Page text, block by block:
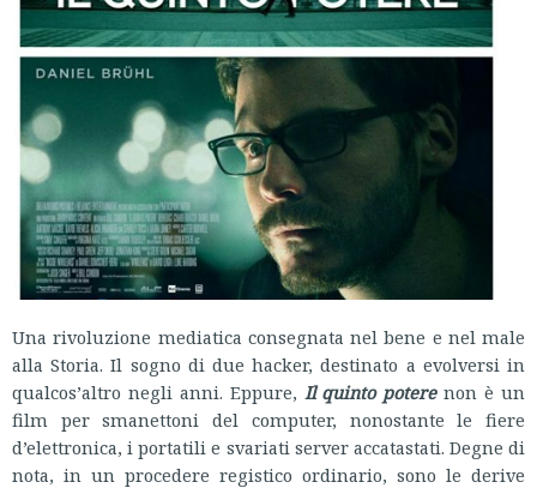
Una rivoluzione mediatica consegnata nel bene e nel male
alla Storia. Il sogno di due hacker, destinato a evolversi in
qualcos’altro negli anni. Eppure, Il quinto poterenon è un
film per smanettoni del computer, nonostante le fiere
d’elettronica, i portatili e svariati server accatastati. Degne di
nota, in un procedere registico ordinario, sono le derive